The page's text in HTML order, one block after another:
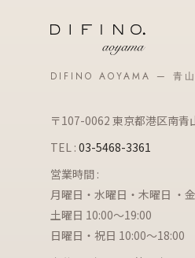
DIFINO AOYAMA — 青山
〒107-0062 東京都港区南
TEL : 03-5468-3361
営業時間 :
月曜日・水曜日・木曜日 ・
土曜日 10:00～19:00
日曜日・祝日 10:00～18:00